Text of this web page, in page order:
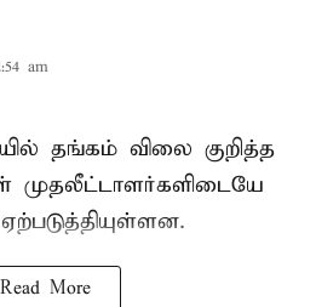
am
தங்கம் விலை குறித்த
முதலீட்டாளர்களிடையே
Read More